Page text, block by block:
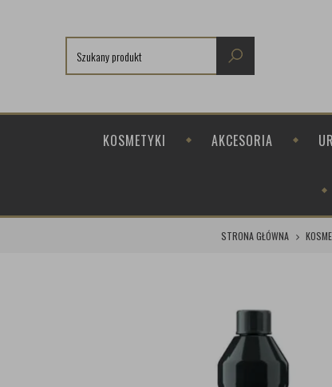
KOSMETYKI AKCESORIA
STRONA GŁÓWNA